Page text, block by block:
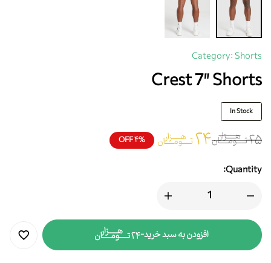
Category: Shorts
Crest 7″ Shorts
In Stock
۲۵ هزار
تومان۲۴ هزار
تومان ۴% OFF
Quantity:
افزودن به سبد خرید-۲۴ هزار
تومان